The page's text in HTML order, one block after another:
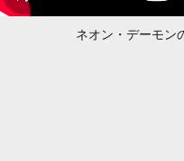
ネオン・デーモン